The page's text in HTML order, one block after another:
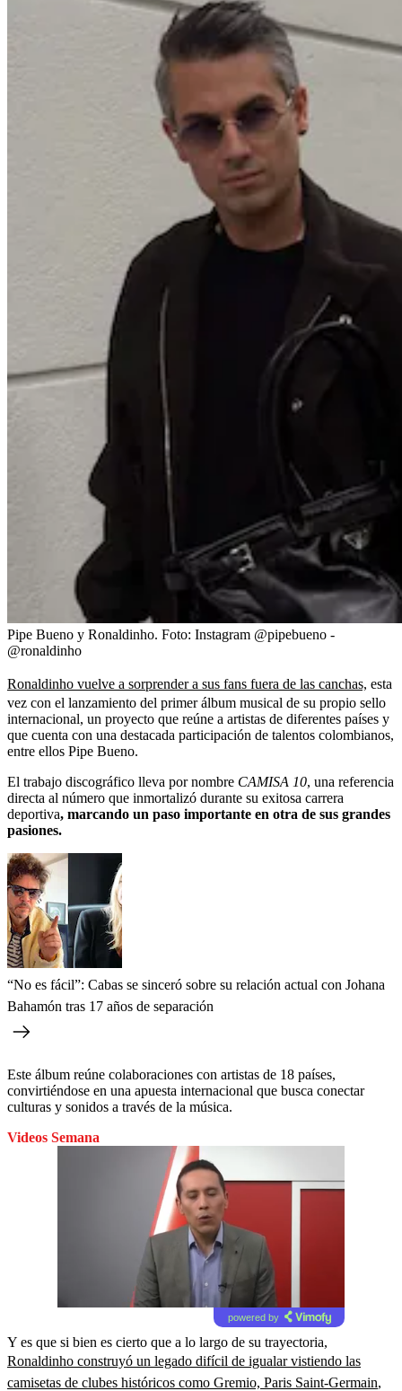
Pipe Bueno y Ronaldinho. Foto: Instagram @pipebueno -
@ronaldinho
Ronaldinho vuelve a sorprender a sus fans fuera de las canchas, esta
vez con el lanzamiento del primer álbum musical de su propio sello
internacional, un proyecto que reúne a artistas de diferentes países y
que cuenta con una destacada participación de talentos colombianos,
entre ellos Pipe Bueno.
El trabajo discográfico lleva por nombre CAMISA 10, una referencia
directa al número que inmortalizó durante su exitosa carrera
deportiva, marcando un paso importante en otra de sus grandes
pasiones.
“No es fácil”: Cabas se sinceró sobre su relación actual con Johana
Bahamón tras 17 años de separación
Este álbum reúne colaboraciones con artistas de 18 países,
convirtiéndose en una apuesta internacional que busca conectar
culturas y sonidos a través de la música.
Videos Semana
powered by
Y es que si bien es cierto que a lo largo de su trayectoria,
Ronaldinho construyó un legado difícil de igualar vistiendo las
camisetas de clubes históricos como Gremio, Paris Saint-Germain,